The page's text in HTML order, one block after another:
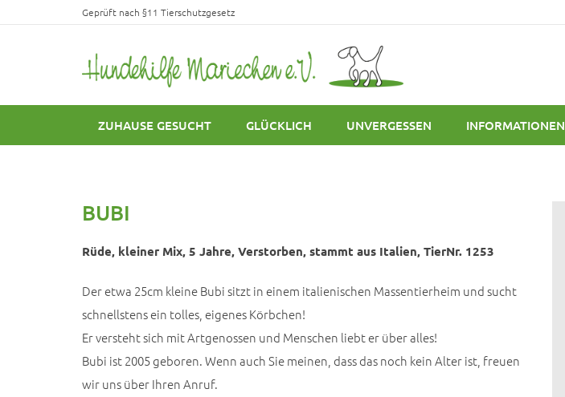
Geprüft nach §11 Tierschutzgesetz
ZUHAUSE GESUCHT GLÜCKLICH UNVERGESSEN INFORMATIONEN
BUBI
Rüde, kleiner Mix, 5 Jahre, Verstorben, stammt aus Italien, TierNr. 1253
Der etwa 25cm kleine Bubi sitzt in einem italienischen Massentierheim und sucht
schnellstens ein tolles, eigenes Körbchen!
Er versteht sich mit Artgenossen und Menschen liebt er über alles!
Bubi ist 2005 geboren. Wenn auch Sie meinen, dass das noch kein Alter ist, freuen
wir uns über Ihren Anruf.